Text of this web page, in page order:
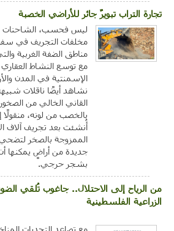
تجارة التراب تبويرٌ جائر للأراضي الخصبة
ليس فحسب، الشاحنات
مخلفات التجريف في
مناطق الضفة الغربية
مع توسع النشاط العقاري
الإسمنتية في المدن
نشاهد أيضًا ناقلات
القاني الخالي من
بالخصب من لونه، منقولًا
أُنشئت بعد تجريف آلاف
الممزوجة بالصخر
جديدة من أراضٍ يمكنها
بشجر حرجي.
من الرياح إلى الاحتلال.. جاغوب تُلقي
الزراعية الفلسطينية